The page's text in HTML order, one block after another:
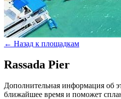
← Назад к площадкам
Rassada Pier
Дополнительная информация об
ближайшее время и поможет